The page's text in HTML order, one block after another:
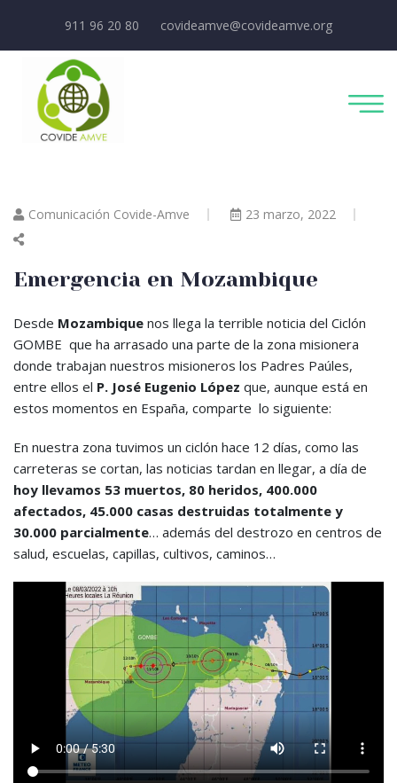
911 96 20 80 covideamve@covideamve.org
Comunicación Covide-Amve 23 marzo, 2022
Emergencia en Mozambique
Desde Mozambique nos llega la terrible noticia del Ciclón
GOMBE que ha arrasado una parte de la zona misionera
donde trabajan nuestros misioneros los Padres Paúles,
entre ellos el P. José Eugenio López que, aunque está en
estos momentos en España, comparte lo siguiente:
En nuestra zona tuvimos un ciclón hace 12 días, como las
carreteras se cortan, las noticias tardan en llegar, a día de
hoy llevamos 53 muertos, 80 heridos, 400.000
afectados, 45.000 casas destruidas totalmente y
30.000 parcialmente… además del destrozo en centros de
salud, escuelas, capillas, cultivos, caminos…